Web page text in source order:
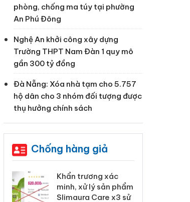
phòng, chống ma túy tại phường
An Phú Đông
Nghệ An khởi công xây dựng
Trường THPT Nam Đàn 1 quy mô
gần 300 tỷ đồng
Đà Nẵng: Xóa nhà tạm cho 5.757
hộ dân cho 3 nhóm đối tượng được
thụ hưởng chính sách
Chống hàng giả
Khẩn trương xác
minh, xử lý sản phẩm
Slimaura Care x3 sử